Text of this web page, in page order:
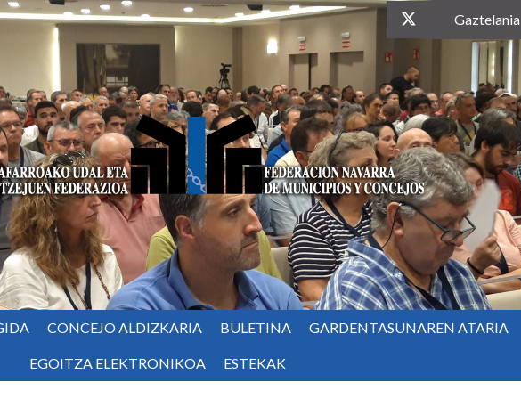
twitter
Gaztelania
CONCEJO ALDIZKARIA BULETINA GARDENTASUNAREN ATARIA
EGOITZA ELEKTRONIKOA ESTEKAK